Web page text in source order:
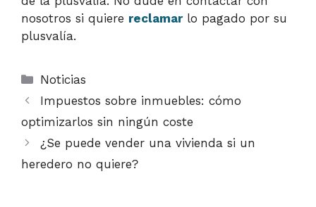
nosotros si quiere reclamarlo pagado por su
plusvalía.
Categorías
Noticias
Impuestos sobre inmuebles: cómo
optimizarlos sin ningún coste
¿Se puede vender una vivienda si un
heredero no quiere?